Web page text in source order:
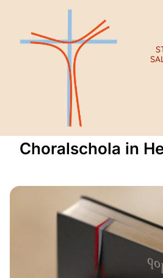
Choralschola in